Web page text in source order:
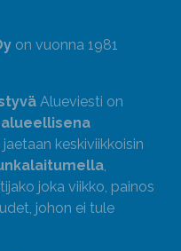
on vuonna 1981
Alueviesti on
alueellisena
keskiviikkoisin
,
joka viikko, painos
johon ei tule